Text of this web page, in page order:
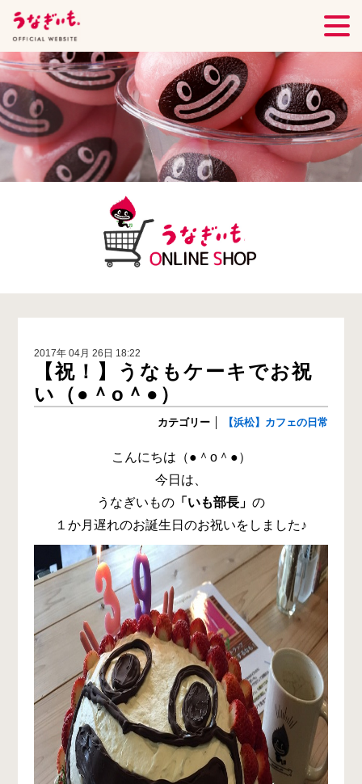
2017年 04月 26日 18:22
【祝！】うなもケーキでお祝
い（●＾o＾●）
カテゴリー 【浜松】カフェの日常
こんにちは（●＾o＾●）
今日は、
うなぎいもの 「いも部長」 の
１か月遅れのお誕生日のお祝いをしました♪